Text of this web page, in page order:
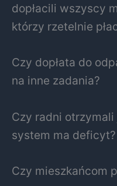
dopłacili wszyscy
którzy rzetelnie
Czy dopłata do
na inne zadania?
Czy radni
system ma deficyt?
Czy mieszkańcom